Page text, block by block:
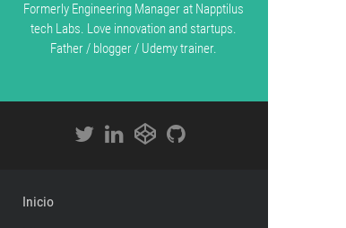
Formerly Engineering Manager at Napptilus
tech Labs. Love innovation and startups.
Father / blogger / Udemy trainer.
Inicio